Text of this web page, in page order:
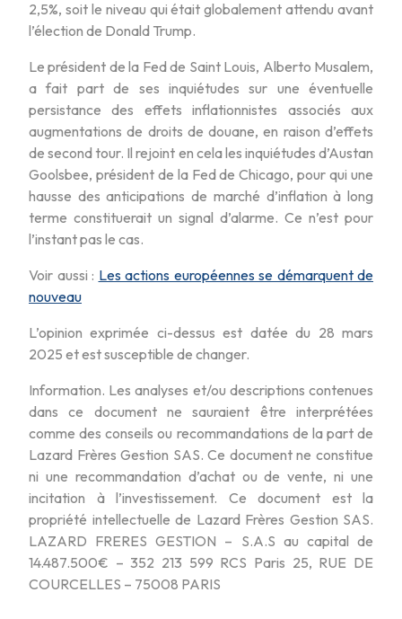
2,5%, soit le niveau qui était globalement attendu avant
l’élection de Donald Trump.
Le président de la Fed de Saint Louis, Alberto Musalem,
a fait part de ses inquiétudes sur une éventuelle
persistance des effets inflationnistes associés aux
augmentations de droits de douane, en raison d’effets
de second tour. Il rejoint en cela les inquiétudes d’Austan
Goolsbee, président de la Fed de Chicago, pour qui une
hausse des anticipations de marché d’inflation à long
terme constituerait un signal d’alarme. Ce n’est pour
l’instant pas le cas.
Voir aussi : Les actions européennes se démarquent de
nouveau
L’opinion exprimée ci-dessus est datée du 28 mars
2025 et est susceptible de changer.
Information. Les analyses et/ou descriptions contenues
dans ce document ne sauraient être interprétées
comme des conseils ou recommandations de la part de
Lazard Frères Gestion SAS. Ce document ne constitue
ni une recommandation d’achat ou de vente, ni une
incitation à l’investissement. Ce document est la
propriété intellectuelle de Lazard Frères Gestion SAS.
LAZARD FRERES GESTION – S.A.S au capital de
14.487.500€ – 352 213 599 RCS Paris 25, RUE DE
COURCELLES – 75008 PARIS